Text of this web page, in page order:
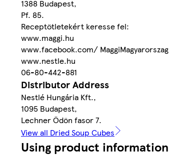
1388 Budapest,
Pf. 85.
Receptötletekért keresse fel:
www.maggi.hu
www.facebook.com/ MaggiMagyarorszag
www.nestle.hu
06-80-442-881
Distributor Address
Nestlé Hungária Kft.,
1095 Budapest,
Lechner Ödön fasor 7.
View all Dried Soup Cubes
Using product information